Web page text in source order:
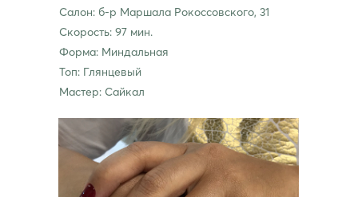
Салон: б-р Маршала Рокоссовского, 31
Скорость: 97 мин.
Форма: Миндальная
Топ: Глянцевый
Мастер: Сайкал